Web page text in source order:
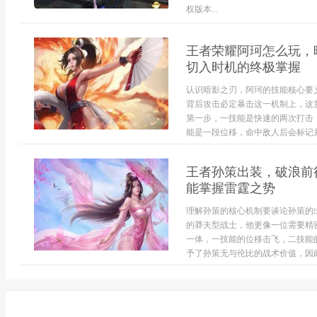
权版本...
王者荣耀阿珂怎么玩
切入时机的终极掌握
认识暗影之刃，阿珂的技能核心
背后攻击必定暴击这一机制上，
第一步，一技能是快速的两次打
能是一段位移，命中敌人后会标
王者孙策出装，破浪
能掌握雷霆之势
理解孙策的核心机制要谈论孙策
的莽夫型战士，他更像一位需要
一体，一技能的位移击飞，二技
予了孙策无与伦比的战术价值，